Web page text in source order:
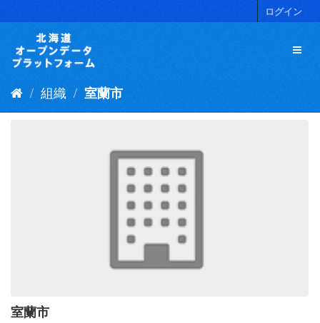
キ
ログイン
組織 室蘭市
室蘭市